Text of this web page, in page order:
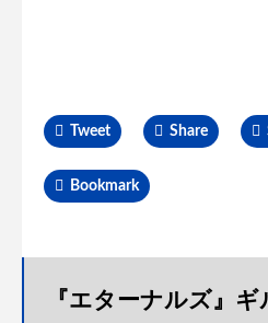
Tweet Share
Bookmark
『エターナルズ』